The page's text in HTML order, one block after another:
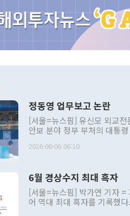
정동영 업무보고 논란
[서울=뉴스핌] 유신모 외교전
안보 분야 정부 부처의 대통
발언 중에는 정부 내 조율을
주의적 희망에 근거한 비현실
관의 대북 정책 관련 발언이
관 부처 장관이 공개적으로
관의 무리한 대북 접근법과
2026-08-06 06:10
6월 경상수지 최대 흑자
[서울=뉴스핌] 박가연 기자 =
어 역대 최대 흑자를 기록했